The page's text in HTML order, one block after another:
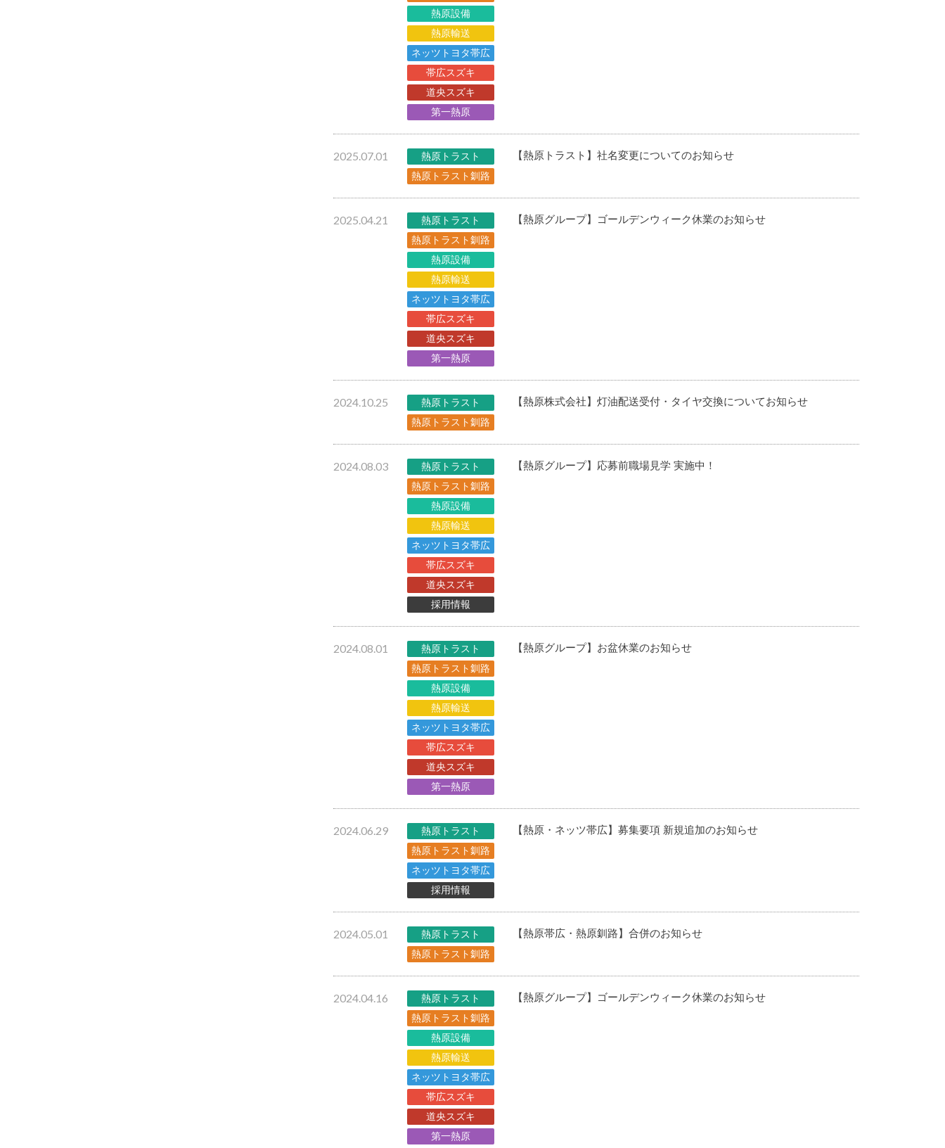
熱原設備
熱原輸送
ネッツトヨタ帯広
帯広スズキ
道央スズキ
第一熱原
2025.07.01
熱原トラスト
熱原トラスト釧路
【熱原トラスト】社名変更についてのお知らせ
2025.04.21
熱原トラスト
熱原トラスト釧路
熱原設備
熱原輸送
ネッツトヨタ帯広
帯広スズキ
道央スズキ
第一熱原
【熱原グループ】ゴールデンウィーク休業のお知らせ
2024.10.25
熱原トラスト
熱原トラスト釧路
【熱原株式会社】灯油配送受付・タイヤ交換についてお知らせ
2024.08.03
熱原トラスト
熱原トラスト釧路
熱原設備
熱原輸送
ネッツトヨタ帯広
帯広スズキ
道央スズキ
採用情報
【熱原グループ】応募前職場見学 実施中！
2024.08.01
熱原トラスト
熱原トラスト釧路
熱原設備
熱原輸送
ネッツトヨタ帯広
帯広スズキ
道央スズキ
第一熱原
【熱原グループ】お盆休業のお知らせ
2024.06.29
熱原トラスト
熱原トラスト釧路
ネッツトヨタ帯広
採用情報
【熱原・ネッツ帯広】募集要項 新規追加のお知らせ
2024.05.01
熱原トラスト
熱原トラスト釧路
【熱原帯広・熱原釧路】合併のお知らせ
2024.04.16
熱原トラスト
熱原トラスト釧路
熱原設備
熱原輸送
ネッツトヨタ帯広
帯広スズキ
道央スズキ
第一熱原
【熱原グループ】ゴールデンウィーク休業のお知らせ